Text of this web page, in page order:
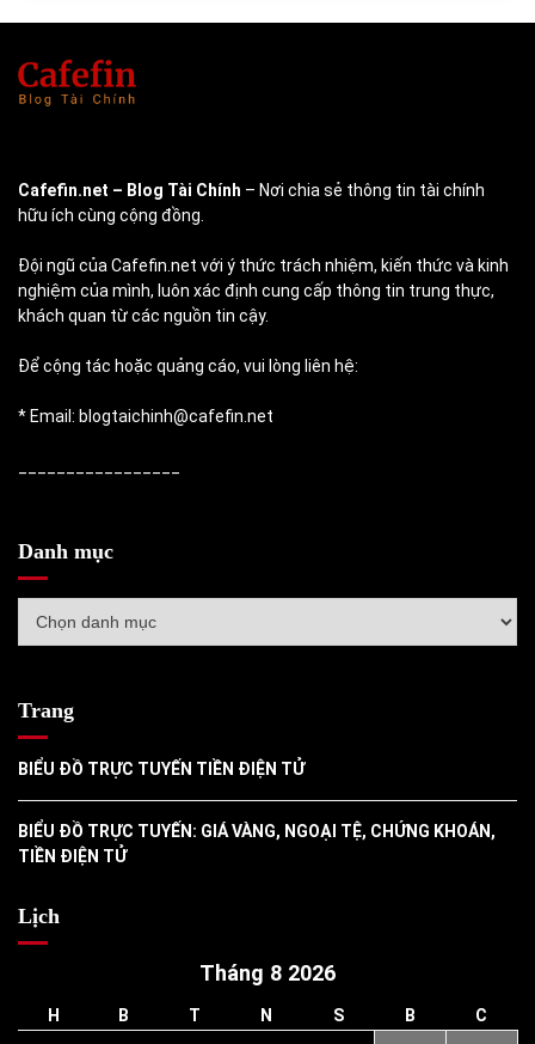
Cafefin.net – Blog Tài Chính – Nơi chia sẻ thông tin tài chính
hữu ích cùng cộng đồng.
Đội ngũ của Cafefin.net với ý thức trách nhiệm, kiến thức và kinh
nghiệm của mình, luôn xác định cung cấp thông tin trung thực,
khách quan từ các nguồn tin cậy.
Để cộng tác hoặc quảng cáo, vui lòng liên hệ:
* Email: blogtaichinh@cafefin.net
Danh mục
mục
Trang
BIỂU ĐỒ TRỰC TUYẾN TIỀN ĐIỆN TỬ
BIỂU ĐỒ TRỰC TUYẾN: GIÁ VÀNG, NGOẠI TỆ, CHỨNG KHOÁN,
TIỀN ĐIỆN TỬ
Lịch
Tháng 8 2026
H B T N S B C